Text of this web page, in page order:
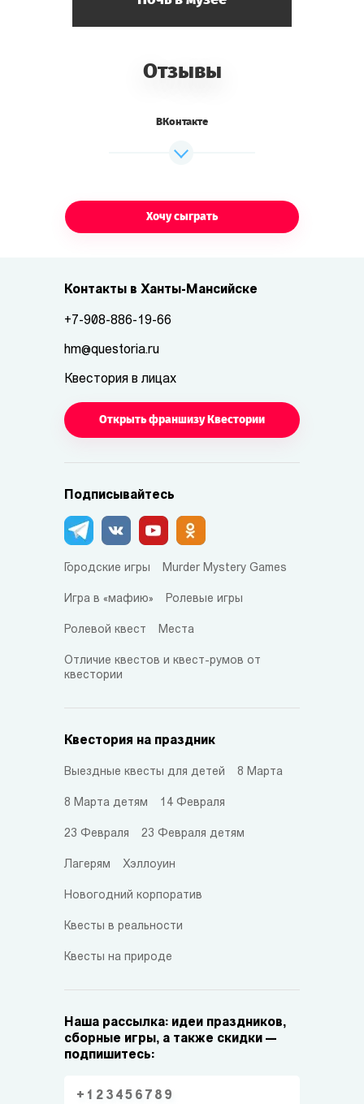
Отзывы
ВКонтакте
Хочу сыграть
Контакты в Ханты-Мансийске
+7-908-886-19-66
hm@questoria.ru
Квестория в лицах
Открыть франшизу Квестории
Подписывайтесь
Городские игры Murder Mystery Games
Игра в «мафию» Ролевые игры
Ролевой квест Места
Отличие квестов и квест-румов от
квестории
Квестория на праздник
Выездные квесты для детей 8 Марта
8 Марта детям 14 Февраля
23 Февраля 23 Февраля детям
Лагерям Хэллоуин
Новогодний корпоратив
Квесты в реальности
Квесты на природе
Наша рассылка: идеи праздников,
сборные игры, а также скидки —
подпишитесь: